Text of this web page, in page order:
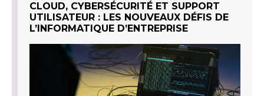
CLOUD, CYBERSÉCURITÉ ET SUPPORT
UTILISATEUR : LES NOUVEAUX DÉFIS DE
L’INFORMATIQUE D’ENTREPRISE